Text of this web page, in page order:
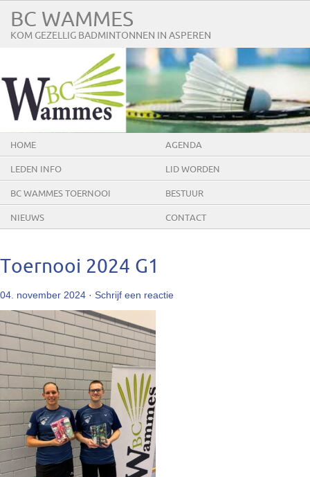
BC WAMMES
KOM GEZELLIG BADMINTONNEN IN ASPEREN
HOME AGENDA
LEDEN INFO LID WORDEN
BC WAMMES TOERNOOI BESTUUR
NIEUWS CONTACT
Toernooi 2024 G1
04. november 2024 · Schrijf een reactie